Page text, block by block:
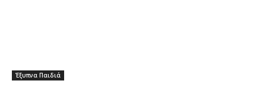
Έξυπνα Παιδιά